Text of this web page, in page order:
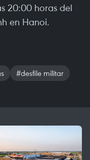
20:00 horas del
en Hanoi.
#desfile militar